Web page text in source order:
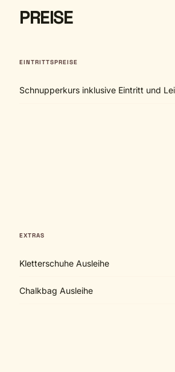
PREISE
EINTRITTSPREISE
Schnupperkurs inklusive Eintritt und
EXTRAS
Kletterschuhe Ausleihe
Chalkbag Ausleihe